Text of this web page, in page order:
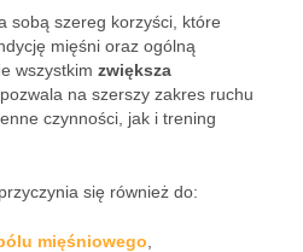
sobą szereg korzyści, które
mięśni oraz ogólną
wszystkim zwiększa
pozwala na szerszy zakres ruchu
czynności, jak i trening
się również do:
mięśniowego